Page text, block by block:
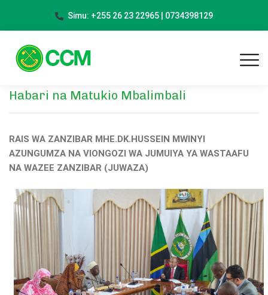
Simu: +255 26 23 22965 | 0734398129
Habari na Matukio Mbalimbali
RAIS WA ZANZIBAR MHE.DK.HUSSEIN MWINYI
AZUNGUMZA NA VIONGOZI WA JUMUIYA YA WASTAAFU
NA WAZEE ZANZIBAR (JUWAZA)